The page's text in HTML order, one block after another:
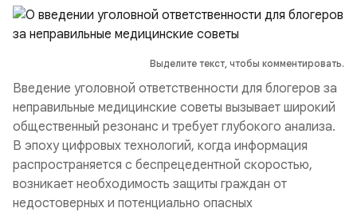
Выделите текст, чтобы комментировать.
Введение уголовной ответственности для блогеров за
неправильные медицинские советы вызывает широкий
общественный резонанс и требует глубокого анализа.
В эпоху цифровых технологий, когда информация
распространяется с беспрецедентной скоростью,
возникает необходимость защиты граждан от
недостоверных и потенциально опасных